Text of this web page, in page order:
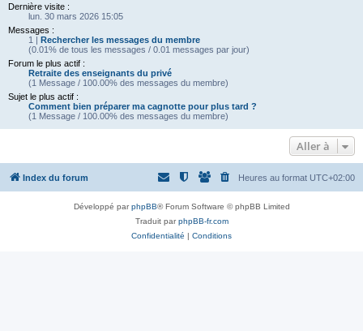
Dernière visite :
lun. 30 mars 2026 15:05
Messages :
1 | Rechercher les messages du membre
(0.01% de tous les messages / 0.01 messages par jour)
Forum le plus actif :
Retraite des enseignants du privé
(1 Message / 100.00% des messages du membre)
Sujet le plus actif :
Comment bien préparer ma cagnotte pour plus tard ?
(1 Message / 100.00% des messages du membre)
Aller à
Index du forum Heures au format UTC+02:00
Développé parphpBB® Forum Software © phpBB Limited
Traduit parphpBB-fr.com
Confidentialité | Conditions